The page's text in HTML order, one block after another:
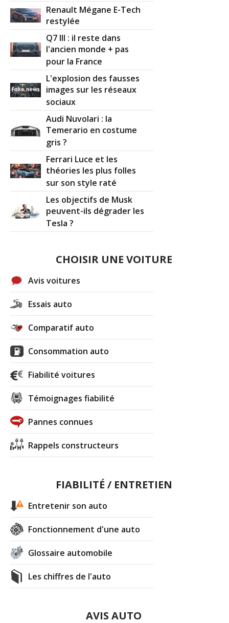
Renault Mégane E-Tech
restylée
Q7 III : il reste dans
l'ancien monde + pas
pour la France
L'explosion des fausses
images sur les réseaux
sociaux
Audi Nuvolari : la
Temerario en costume
gris ?
Ferrari Luce et les
théories les plus folles
sur son style raté
Les objectifs de Musk
peuvent-ils dégrader les
Tesla ?
CHOISIR UNE VOITURE
Avis voitures
Essais auto
Comparatif auto
Consommation auto
Fiabilité voitures
Témoignages fiabilité
Pannes connues
Rappels constructeurs
FIABILITÉ / ENTRETIEN
Entretenir son auto
Fonctionnement d'une auto
Glossaire automobile
Les chiffres de l'auto
AVIS AUTO